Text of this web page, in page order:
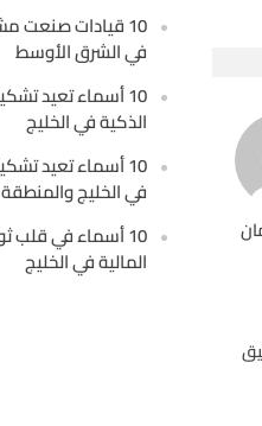
10 قيادات صنعت
في الشرق الأوسط
10 أسماء تعيد
الذكية في الخليج
10 أسماء تعيد
في الخليج والمنطقة
10 أسماء في قلب
المالية في الخليج